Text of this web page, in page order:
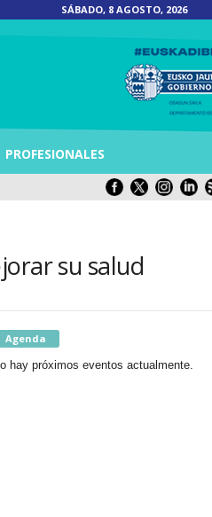
SÁBADO, 8 AGOSTO, 2026
PROFESIONALES
su salud
Agenda
hay próximos eventos actualmente.